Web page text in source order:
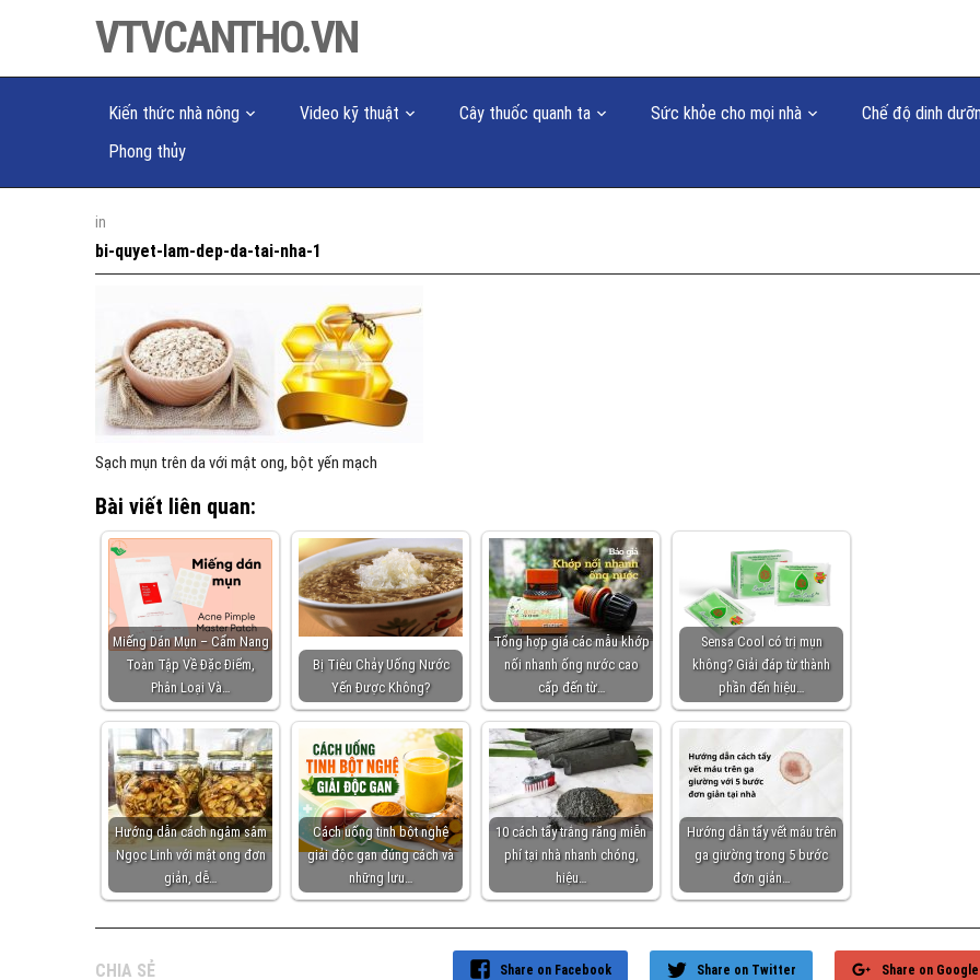
VTVCANTHO.VN
Kiến thức nhà nông Video kỹ thuật Cây thuốc quanh ta Sức khỏe cho mọi nhà
Chế độ dinh
Phong thủy
in
bi-quyet-lam-dep-da-tai-nha-1
Sạch mụn trên da với mật ong, bột yến mạch
Bài viết liên quan:
Miếng Dán Mụn – Cẩm Nang
Toàn Tập Về Đặc Điểm,
Phân Loại Và…
Bị Tiêu Chảy Uống Nước
Yến Được Không?
Tổng hợp giá các mẫu khớp
nối nhanh ống nước cao
cấp đến từ…
Sensa Cool có trị mụn
không? Giải đáp từ thành
phần đến hiệu…
Hướng dẫn cách ngâm sâm
Ngọc Linh với mật ong đơn
giản, dễ…
Cách uống tinh bột nghệ
giải độc gan đúng cách và
những lưu…
10 cách tẩy trắng răng miễn
phí tại nhà nhanh chóng,
hiệu…
Hướng dẫn tẩy vết máu trên
ga giường trong 5 bước
đơn giản…
CHIA SẺ Share on
Share on Twitter
Share on Facebook